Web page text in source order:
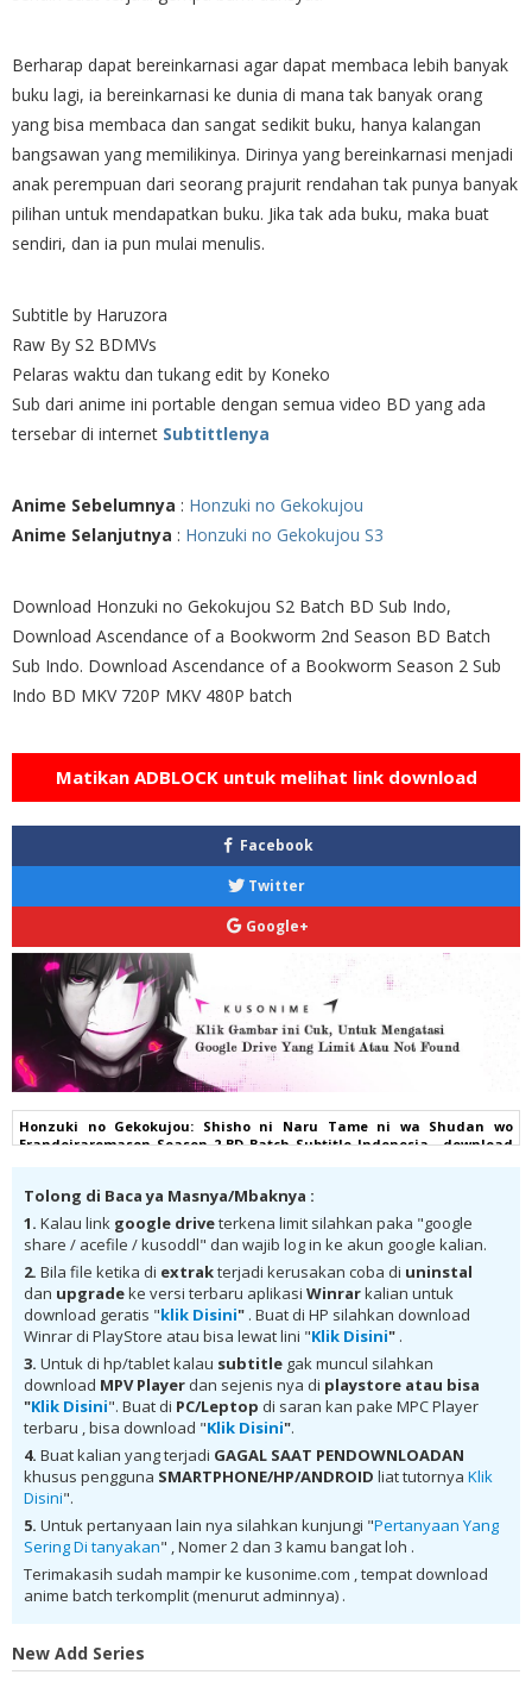
Berharap dapat bereinkarnasi agar dapat membaca lebih banyak
buku lagi, ia bereinkarnasi ke dunia di mana tak banyak orang
yang bisa membaca dan sangat sedikit buku, hanya kalangan
bangsawan yang memilikinya. Dirinya yang bereinkarnasi menjadi
anak perempuan dari seorang prajurit rendahan tak punya banyak
pilihan untuk mendapatkan buku. Jika tak ada buku, maka buat
sendiri, dan ia pun mulai menulis.
Subtitle by Haruzora
Raw By S2 BDMVs
Pelaras waktu dan tukang edit by Koneko
Sub dari anime ini portable dengan semua video BD yang ada
tersebar di internet Subtittlenya
Anime Sebelumnya : Honzuki no Gekokujou
Anime Selanjutnya : Honzuki no Gekokujou S3
Download Honzuki no Gekokujou S2 Batch BD Sub Indo,
Download Ascendance of a Bookworm 2nd Season BD Batch
Sub Indo. Download Ascendance of a Bookworm Season 2 Sub
Indo BD MKV 720P MKV 480P batch
Matikan ADBLOCK untuk melihat link download
Facebook
Twitter
Google+
Honzuki no Gekokujou: Shisho ni Naru Tame ni wa Shudan wo
Erandeiraremasen Season 2 BD Batch Subtitle Indonesia , download
indo, download Honzuki no Gekokujou: Shisho ni Naru Tame ni wa
Shudan wo Erandeiraremasen Season 2 BD Batch Subtitle Indonesia
komplit , download Honzuki no Gekokujou: Shisho ni Naru Tame ni
wa Shudan wo Erandeiraremasen Season 2 BD Batch Subtitle
Indonesia google drive, Honzuki no Gekokujou: Shisho ni Naru Tame
ni wa Shudan wo Erandeiraremasen Season 2 BD Batch Subtitle
Indonesia batch subtitle indonesia, Honzuki no Gekokujou: Shisho ni
Naru Tame ni wa Shudan wo Erandeiraremasen Season 2 BD Batch
Subtitle Indonesia batch mp4, Honzuki no Gekokujou: Shisho ni Naru
Tame ni wa Shudan wo Erandeiraremasen Season 2 BD Batch Subtitle
Indonesia bd, Honzuki no Gekokujou: Shisho ni Naru Tame ni wa
Shudan wo Erandeiraremasen Season 2 BD Batch Subtitle Indonesia
kurogaze, Honzuki no Gekokujou: Shisho ni Naru Tame ni wa Shudan
wo Erandeiraremasen Season 2 BD Batch Subtitle Indonesia anibatch,
Honzuki no Gekokujou: Shisho ni Naru Tame ni wa Shudan wo
Erandeiraremasen Season 2 BD Batch Subtitle Indonesia animeindo,
Honzuki no Gekokujou: Shisho ni Naru Tame ni wa Shudan wo
Erandeiraremasen Season 2 BD Batch Subtitle Indonesia samehadaku
, donwload anime Honzuki no Gekokujou: Shisho ni Naru Tame ni wa
Shudan wo Erandeiraremasen Season 2 BD Batch Subtitle Indonesia
batch , donwload Honzuki no Gekokujou: Shisho ni Naru Tame ni wa
Shudan wo Erandeiraremasen Season 2 BD Batch Subtitle Indonesia
sub indo, download Honzuki no Gekokujou: Shisho ni Naru Tame ni
wa Shudan wo Erandeiraremasen Season 2 BD Batch Subtitle
Shisho ni Naru Tame ni wa Shudan wo Erandeiraremasen Season 2 BD
Batch Subtitle Indonesia batch Mega , donwload Honzuki no
Tolong di Baca ya Masnya/Mbaknya :
1. Kalau link google driveterkena limit silahkan paka "google
share / acefile / kusoddl" dan wajib log in ke akun google kalian.
2. Bila file ketika di extrakterjadi kerusakan coba di uninstal
dan upgradeke versi terbaru aplikasi Winrarkalian untuk
download geratis "klik Disini" . Buat di HP silahkan download
Winrar di PlayStore atau bisa lewat lini "Klik Disini" .
3. Untuk di hp/tablet kalau subtitle gak muncul silahkan
download MPV Player dan sejenis nya di playstore atau bisa
"Klik Disini". Buat di PC/Leptop di saran kan pake MPC Player
terbaru , bisa download "Klik Disini".
4. Buat kalian yang terjadi GAGAL SAAT PENDOWNLOADAN
khusus pengguna SMARTPHONE/HP/ANDROID liat tutornya Klik
Disini".
5. Untuk pertanyaan lain nya silahkan kunjungi "Pertanyaan Yang
Sering Di tanyakan" , Nomer 2 dan 3 kamu bangat loh .
Terimakasih sudah mampir ke kusonime.com , tempat download
anime batch terkomplit (menurut adminnya) .
New Add Series